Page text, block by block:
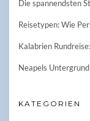
Die spannendsten
Reisetypen: Wie
Kalabrien
Neapels
KATEGORIEN